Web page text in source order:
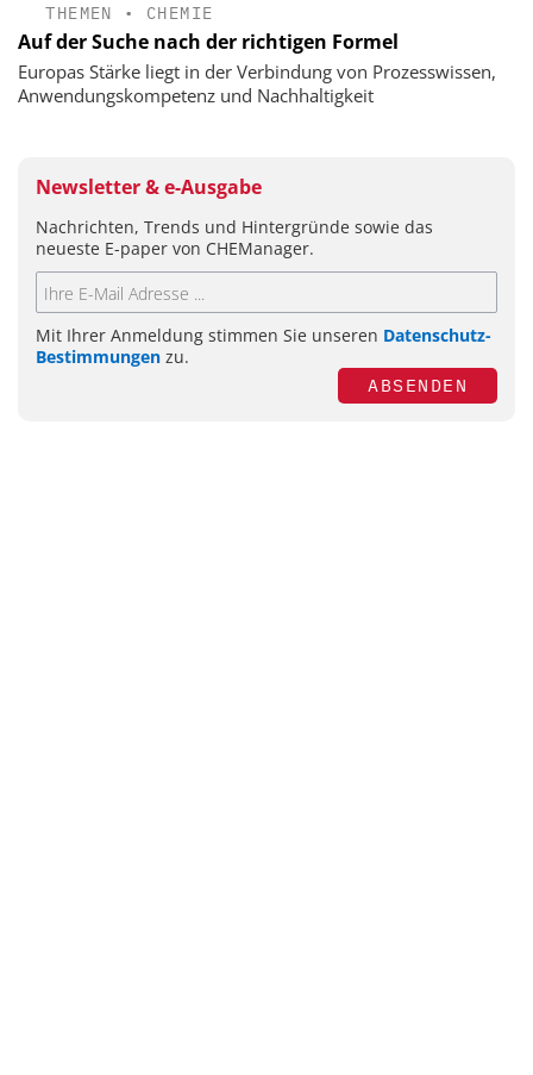
THEMEN • CHEMIE
Auf der Suche nach der richtigen Formel
Europas Stärke liegt in der Verbindung von Prozesswissen,
Anwendungskompetenz und Nachhaltigkeit
Newsletter & e-Ausgabe
Nachrichten, Trends und Hintergründe sowie das
neueste E-paper von CHEManager.
Mit Ihrer Anmeldung stimmen Sie unseren Datenschutz-
Bestimmungen zu.
ABSENDEN